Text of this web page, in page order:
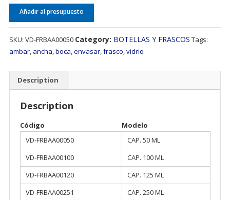
Añadir al presupuesto
SKU: VD-FRBAA00050 Category: BOTELLAS Y FRASCOS Tags:
ambar, ancha,boca,envasar,frasco,vidrio
Description
Description
Código
Modelo
VD-FRBAA00050
CAP. 50 ML
VD-FRBAA00100
CAP. 100 ML
VD-FRBAA00120
CAP. 125 ML
VD-FRBAA00251
CAP. 250 ML